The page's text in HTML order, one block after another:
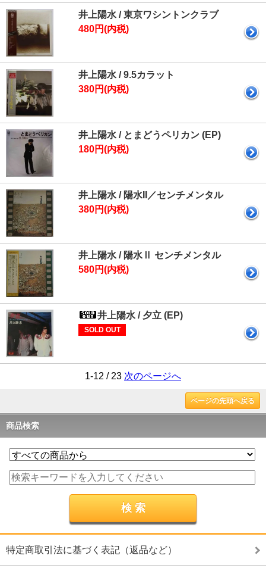
井上陽水 / 東京ワシントンクラブ
480円(内税)
井上陽水 / 9.5カラット
380円(内税)
井上陽水 / とまどうペリカン (EP)
180円(内税)
井上陽水 / 陽水II／センチメンタル
380円(内税)
井上陽水 / 陽水Ⅱ センチメンタル
580円(内税)
井上陽水 / 夕立 (EP)
SOLD OUT
1-12 / 23 次のページへ
ページの先頭へ戻る
商品検索
特定商取引法に基づく表記（返品など）